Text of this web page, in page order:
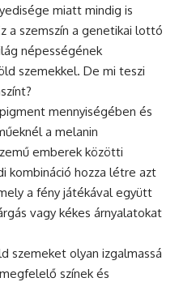
miatt mindig is
a szemszín a genetikai lottó
népességének
szemekkel. De mi teszi
mennyiségében és
a melanin
emberek közötti
kombináció hozza létre azt
a fény játékával együtt
vagy kékes árnyalatokat
szemeket olyan izgalmassá
színek és